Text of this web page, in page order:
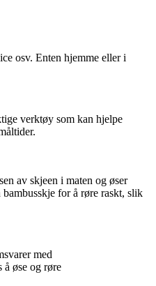
osv. Enten hjemme eller i
verktøy som kan hjelpe
av skjeen i maten og øser
for å røre raskt, slik
med
å øse og røre